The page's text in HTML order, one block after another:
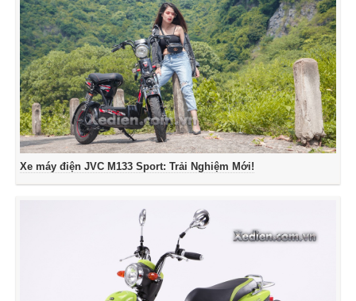
Xe máy điện JVC M133 Sport: Trải Nghiệm Mới!